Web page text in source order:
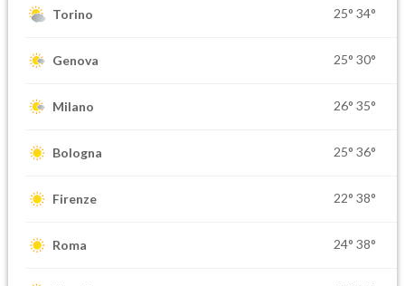
Torino 25° 34°
Genova 25° 30°
Milano 26° 35°
Bologna 25° 36°
Firenze 22° 38°
Roma 24° 38°